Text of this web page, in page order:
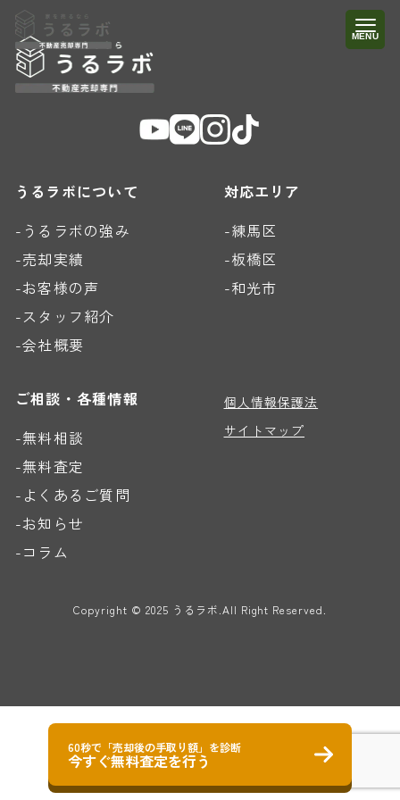
60秒で「売却後の手取り額」を診断
今すぐ無料査定を行う
うるラボについて
-うるラボの強み
-売却実績
-お客様の声
-スタッフ紹介
-会社概要
対応エリア
-練馬区
-板橋区
-和光市
ご相談・各種情報
-無料相談
-無料査定
-よくあるご質問
-お知らせ
-コラム
個人情報保護法
サイトマップ
Copyright ©︎ 2025 うるラボ.All Right Reserved.